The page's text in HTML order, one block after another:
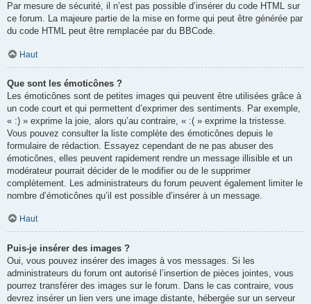
Par mesure de sécurité, il n’est pas possible d’insérer du code HTML sur
ce forum. La majeure partie de la mise en forme qui peut être générée par
du code HTML peut être remplacée par du BBCode.
Haut
Que sont les émoticônes ?
Les émoticônes sont de petites images qui peuvent être utilisées grâce à
un code court et qui permettent d’exprimer des sentiments. Par exemple,
« :) » exprime la joie, alors qu’au contraire, « :( » exprime la tristesse.
Vous pouvez consulter la liste complète des émoticônes depuis le
formulaire de rédaction. Essayez cependant de ne pas abuser des
émoticônes, elles peuvent rapidement rendre un message illisible et un
modérateur pourrait décider de le modifier ou de le supprimer
complètement. Les administrateurs du forum peuvent également limiter le
nombre d’émoticônes qu’il est possible d’insérer à un message.
Haut
Puis-je insérer des images ?
Oui, vous pouvez insérer des images à vos messages. Si les
administrateurs du forum ont autorisé l’insertion de pièces jointes, vous
pourrez transférer des images sur le forum. Dans le cas contraire, vous
devrez insérer un lien vers une image distante, hébergée sur un serveur